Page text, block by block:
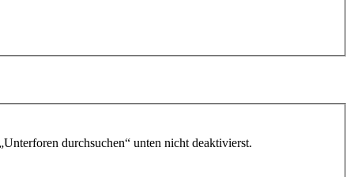
durchsuchen“ unten nicht deaktivierst.